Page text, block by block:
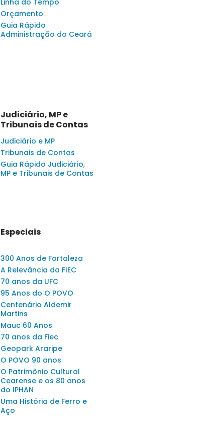
Linha do Tempo
Orçamento
Guia Rápido
Administração do Ceará
Judiciário, MP e
Tribunais de Contas
Judiciário e MP
Tribunais de Contas
Guia Rápido Judiciário,
MP e Tribunais de Contas
Especiais
300 Anos de Fortaleza
A Relevância da FIEC
70 anos da UFC
95 Anos do O POVO
Centenário Aldemir
Martins
Mauc 60 Anos
70 anos da Fiec
Geopark Araripe
O POVO 90 anos
O Patrimônio Cultural
Cearense e os 80 anos
do IPHAN
Uma História de Ferro e
Aço